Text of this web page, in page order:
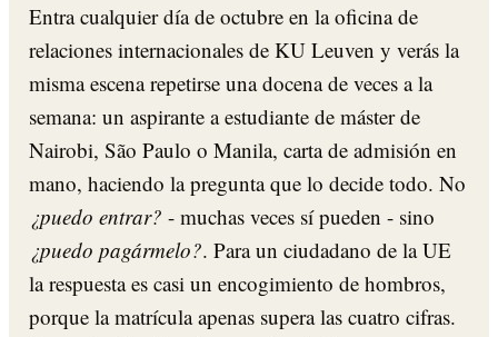
Entra cualquier día de octubre en la oficina de
relaciones internacionales de KU Leuven y verás la
misma escena repetirse una docena de veces a la
semana: un aspirante a estudiante de máster de
Nairobi, São Paulo o Manila, carta de admisión en
mano, haciendo la pregunta que lo decide todo. No
¿puedo entrar? - muchas veces sí pueden - sino
¿puedo pagármelo?. Para un ciudadano de la UE
la respuesta es casi un encogimiento de hombros,
porque la matrícula apenas supera las cuatro cifras.